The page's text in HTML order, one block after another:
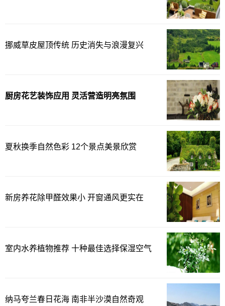
挪威草皮屋顶传统 历史消失与浪漫复兴
厨房花艺装饰应用 灵活营造明亮氛围
夏秋换季自然色彩 12个景点美景欣赏
新房养花除甲醛效果小 开窗通风更实在
室内水养植物推荐 十种最佳选择保湿空气
纳马夸兰春日花海 南非半沙漠自然奇观